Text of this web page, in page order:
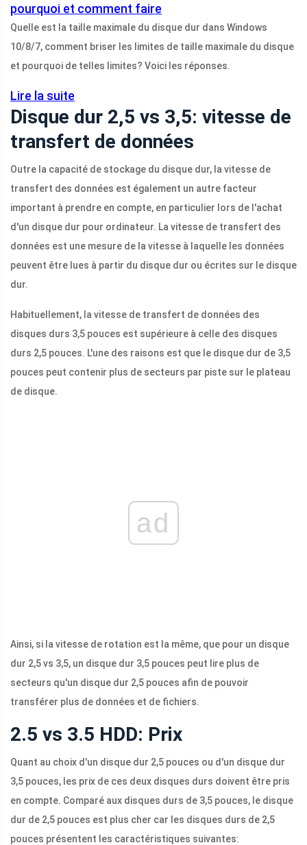
pourquoi et comment faire
Quelle est la taille maximale du disque dur dans Windows
10/8/7, comment briser les limites de taille maximale du disque
et pourquoi de telles limites? Voici les réponses.
Lire la suite
Disque dur 2,5 vs 3,5: vitesse de
transfert de données
Outre la capacité de stockage du disque dur, la vitesse de
transfert des données est également un autre facteur
important à prendre en compte, en particulier lors de l'achat
d'un disque dur pour ordinateur. La vitesse de transfert des
données est une mesure de la vitesse à laquelle les données
peuvent être lues à partir du disque dur ou écrites sur le disque
dur.
Habituellement, la vitesse de transfert de données des
disques durs 3,5 pouces est supérieure à celle des disques
durs 2,5 pouces. L'une des raisons est que le disque dur de 3,5
pouces peut contenir plus de secteurs par piste sur le plateau
de disque.
ad
Ainsi, si la vitesse de rotation est la même, que pour un disque
dur 2,5 vs 3,5, un disque dur 3,5 pouces peut lire plus de
secteurs qu'un disque dur 2,5 pouces afin de pouvoir
transférer plus de données et de fichiers.
2.5 vs 3.5 HDD: Prix
Quant au choix d'un disque dur 2,5 pouces ou d'un disque dur
3,5 pouces, les prix de ces deux disques durs doivent être pris
en compte. Comparé aux disques durs de 3,5 pouces, le disque
dur de 2,5 pouces est plus cher car les disques durs de 2,5
pouces présentent les caractéristiques suivantes: